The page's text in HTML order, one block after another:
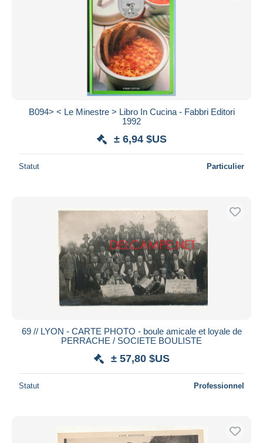
B094> < Le Minestre > Libro In Cucina - Fabbri Editori
1992
± 6,94 $US
Statut Particulier
69 // LYON - CARTE PHOTO - boule amicale et loyale de
PERRACHE / SOCIETE BOULISTE
± 57,80 $US
Statut Professionnel